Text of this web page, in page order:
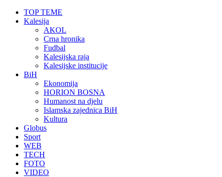
TOP TEME
Kalesija
AKOL
Crna hronika
Fudbal
Kalesijska raja
Kalesijske institucije
BiH
Ekonomija
HORION BOSNA
Humanost na djelu
Islamska zajednica BiH
Kultura
Globus
Sport
WEB
TECH
FOTO
VIDEO